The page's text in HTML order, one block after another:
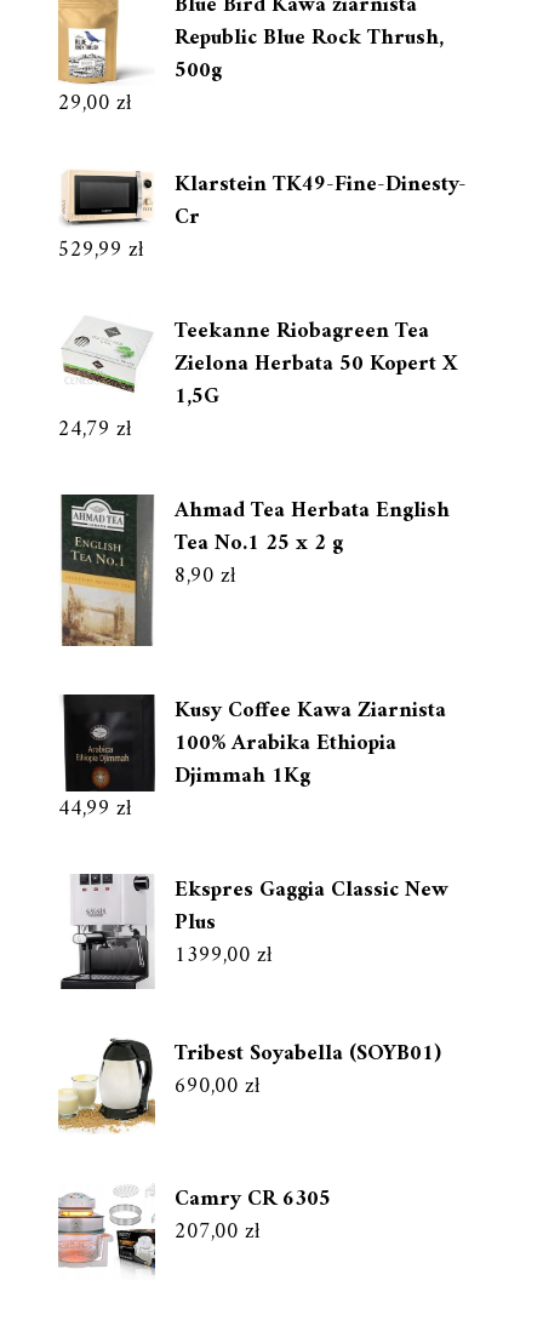
Republic Blue Rock Thrush,
500g
29,00zł
Klarstein TK49-Fine-Dinesty-
Cr
529,99 zł
Teekanne Riobagreen Tea
Zielona Herbata 50 Kopert X
1,5G
24,79 zł
Ahmad Tea Herbata English
Tea No.1 25 x 2 g
8,90zł
Kusy Coffee Kawa Ziarnista
100% Arabika Ethiopia
Djimmah 1Kg
44,99 zł
Ekspres Gaggia Classic New
Plus
1399,00zł
Tribest Soyabella (SOYB01)
690,00zł
Camry CR 6305
207,00zł